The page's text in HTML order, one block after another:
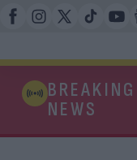
BREAKING
NEWS